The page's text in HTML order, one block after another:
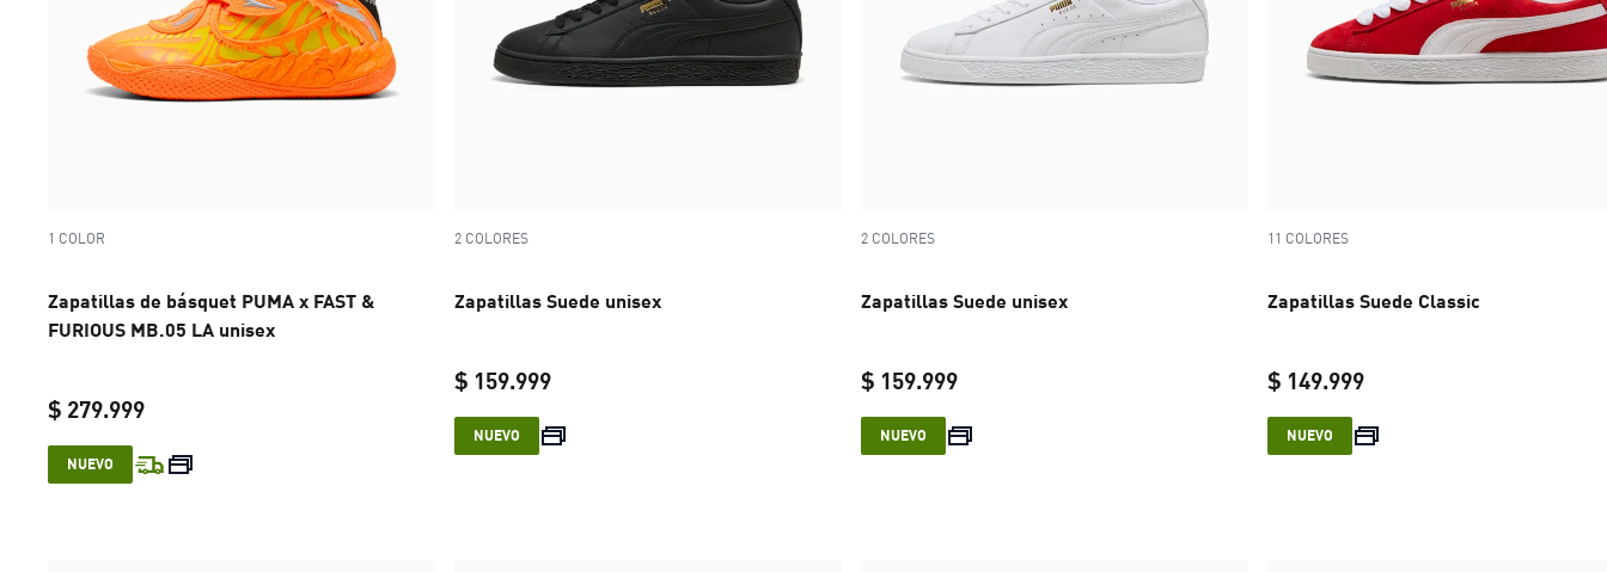
1 COLOR
Zapatillas de básquet PUMA x FAST &
FURIOUS MB.05 LA unisex
$ 279.999
current price $ 279.999
NUEVO
2 COLORES
Zapatillas Suede unisex
$ 159.999
current price $ 159.999
NUEVO
2 COLORES
Zapatillas Suede unisex
$ 159.999
current price $ 159.999
NUEVO
11 COLORES
Zapatillas Suede Classic
$ 149.999
current price $ 149.999
NUEVO